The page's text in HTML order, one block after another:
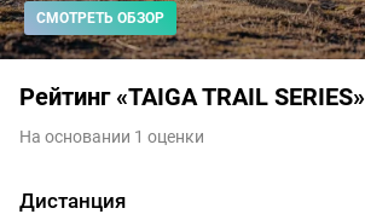
СМОТРЕТЬ ОБЗОР
Рейтинг «TAIGA TRAIL SERIES»
На основании 1 оценки
Дистанция